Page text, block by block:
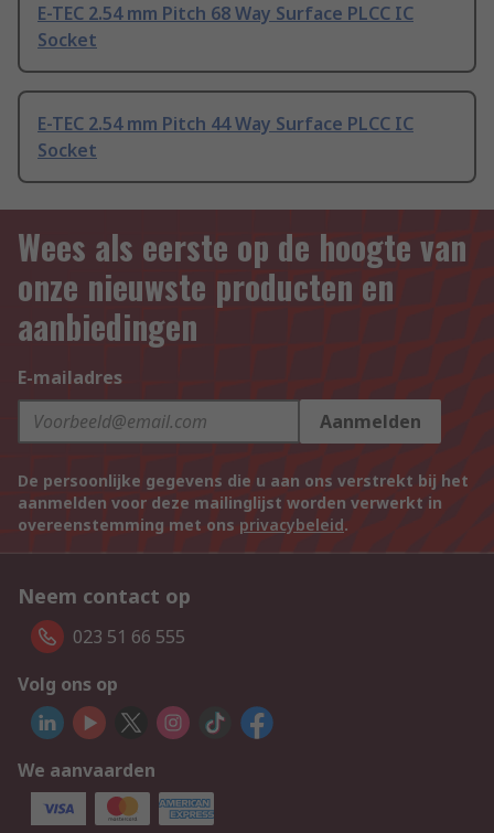
E-TEC 2.54 mm Pitch 68 Way Surface PLCC IC
Socket
E-TEC 2.54 mm Pitch 44 Way Surface PLCC IC
Socket
Wees als eerste op de hoogte van
onze nieuwste producten en
aanbiedingen
E-mailadres
Aanmelden
De persoonlijke gegevens die u aan ons verstrekt bij het
aanmelden voor deze mailinglijst worden verwerkt in
overeenstemming met ons privacybeleid.
Neem contact op
023 51 66 555
Volg ons op
We aanvaarden